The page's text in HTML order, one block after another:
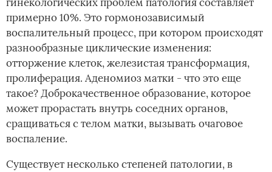
гинекологических проблем патология составляет
примерно 10%. Это гормонозависимый
воспалительный процесс, при котором происходят
разнообразные циклические изменения:
отторжение клеток, железистая трансформация,
пролиферация. Аденомиоз матки - что это еще
такое? Доброкачественное образование, которое
может прорастать внутрь соседних органов,
сращиваться с телом матки, вызывать очаговое
воспаление.
Существует несколько степеней патологии, в